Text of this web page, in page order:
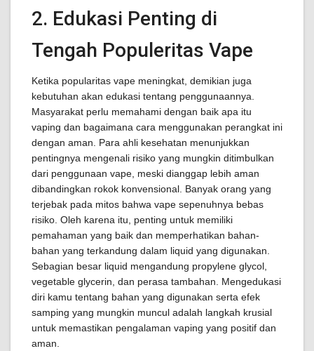
2. Edukasi Penting di
Tengah Populeritas Vape
Ketika popularitas vape meningkat, demikian juga
kebutuhan akan edukasi tentang penggunaannya.
Masyarakat perlu memahami dengan baik apa itu
vaping dan bagaimana cara menggunakan perangkat ini
dengan aman. Para ahli kesehatan menunjukkan
pentingnya mengenali risiko yang mungkin ditimbulkan
dari penggunaan vape, meski dianggap lebih aman
dibandingkan rokok konvensional. Banyak orang yang
terjebak pada mitos bahwa vape sepenuhnya bebas
risiko. Oleh karena itu, penting untuk memiliki
pemahaman yang baik dan memperhatikan bahan-
bahan yang terkandung dalam liquid yang digunakan.
Sebagian besar liquid mengandung propylene glycol,
vegetable glycerin, dan perasa tambahan. Mengedukasi
diri kamu tentang bahan yang digunakan serta efek
samping yang mungkin muncul adalah langkah krusial
untuk memastikan pengalaman vaping yang positif dan
aman.